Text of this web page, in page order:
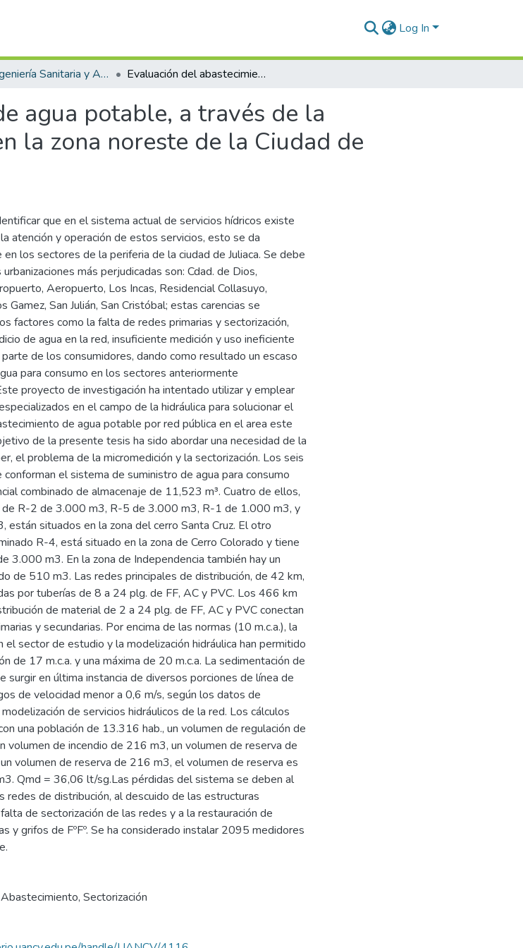
Log In
E.P. Ingeniería Sanitaria y Ambiental Evaluación del abastecimiento de agua potable, a través de la sectorización y micromedición, en la zona noreste de la Ciudad de Juliaca
agua potable, a través de la
la zona noreste de la Ciudad de
que en el sistema actual de servicios hídricos existe
atención y operación de estos servicios, esto se da
los sectores de la periferia de la ciudad de Juliaca. Se debe
más perjudicadas son: Cdad. de Dios,
Aeropuerto, Los Incas, Residencial Collasuyo,
Gamez, San Julián, San Cristóbal; estas carencias se
factores como la falta de redes primarias y sectorización,
de agua en la red, insuficiente medición y uso ineficiente
de los consumidores, dando como resultado un escaso
para consumo en los sectores anteriormente
proyecto de investigación ha intentado utilizar y emplear
en el campo de la hidráulica para solucionar el
de agua potable por red pública en el area este
de la presente tesis ha sido abordar una necesidad de la
el problema de la micromedición y la sectorización. Los seis
el sistema de suministro de agua para consumo
combinado de almacenaje de 11,523 m³. Cuatro de ellos,
de R-2 de 3.000 m3, R-5 de 3.000 m3, R-1 de 1.000 m3, y
están situados en la zona del cerro Santa Cruz. El otro
R-4, está situado en la zona de Cerro Colorado y tiene
3.000 m3. En la zona de Independencia también hay un
de 510 m3. Las redes principales de distribución, de 42 km,
por tuberías de 8 a 24 plg. de FF, AC y PVC. Los 466 km
de material de 2 a 24 plg. de FF, AC y PVC conectan
y secundarias. Por encima de las normas (10 m.c.a.), la
el sector de estudio y la modelización hidráulica han permitido
de 17 m.c.a. y una máxima de 20 m.c.a. La sedimentación de
surgir en última instancia de diversos porciones de línea de
de velocidad menor a 0,6 m/s, según los datos de
de servicios hidráulicos de la red. Los cálculos
una población de 13.316 hab., un volumen de regulación de
volumen de incendio de 216 m3, un volumen de reserva de
volumen de reserva de 216 m3, el volumen de reserva es
Qmd = 36,06 lt/sg.Las pérdidas del sistema se deben al
redes de distribución, al descuido de las estructuras
de sectorización de las redes y a la restauración de
y grifos de FºFº. Se ha considerado instalar 2095 medidores
Abastecimiento, Sectorización